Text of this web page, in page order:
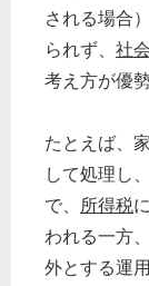
される場合
られず、 社
考え方が優勢
たとえば、
して処理し
で、 所得税
われる一方、
外とする運